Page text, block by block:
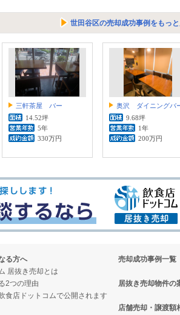
世田谷区の売却成功事例をもっ
三軒茶屋 バー
14.52坪
5年
330万円
奥沢 ダイニングバ
9.68坪
1年
200万円
る方へ
居抜き売却とは
2つの理由
食店ドットコムで公開されます
売却成功事例一覧
居抜き売却物件の
店舗売却・譲渡額